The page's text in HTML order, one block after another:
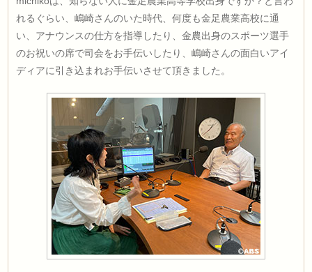
れるぐらい、嶋崎さんのいた時代、何度も金足農業高校に通
い、アナウンスの仕方を指導したり、金農出身のスポーツ選手
のお祝いの席で司会をお手伝いしたり、嶋崎さんの面白いアイ
ディアに引き込まれお手伝いさせて頂きました。